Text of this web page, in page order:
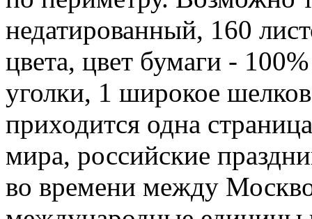
недатированный, 160
цвета, цвет бумаги -
уголки, 1 широкое
приходится одна
мира, российские
во времени между